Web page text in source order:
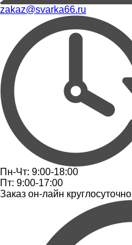
zakaz@svarka66.ru
Пн-Чт: 9:00-18:00
Пт: 9:00-17:00
Заказ он-лайн круглосуточно